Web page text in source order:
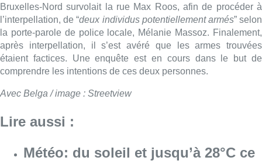
Bruxelles-Nord survolait la rue Max Roos, afin de procéder à
l’interpellation, de “deux individus potentiellement armés” selon
la porte-parole de police locale, Mélanie Massoz. Finalement,
après interpellation, il s’est avéré que les armes trouvées
étaient factices. Une enquête est en cours dans le but de
comprendre les intentions de ces deux personnes.
Avec Belga / image : Streetview
Lire aussi :
Météo: du soleil et jusqu’à 28°C ce